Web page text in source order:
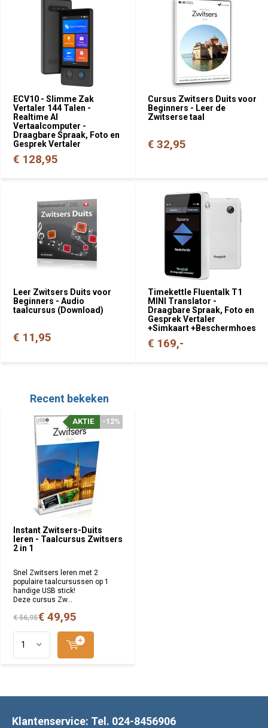
ECV10 - Slimme Zak
Vertaler 144 Talen -
Realtime AI
Vertaalcomputer -
Draagbare Spraak, Foto en
Gesprek Vertaler
€ 128,95
Cursus Zwitsers Duits voor
Beginners - Leer de
Zwitserse taal
€ 32,95
Leer Zwitsers Duits voor
Beginners - Audio
taalcursus (Download)
€ 11,95
Timekettle Fluentalk T1
MINI Translator -
Draagbare Spraak, Foto en
Gesprek Vertaler
+Simkaart +Beschermhoes
€ 169,-
Recent bekeken
Instant Zwitsers-Duits
leren - Taalcursus Zwitsers
2 in 1
-12%
AKTIE
Snel Zwitsers leren met 2
populaire taalcursussen op 1
handige USB stick!
Deze cursus Zw...
€ 56,95€ 49,95
Klantenservice: Tel. 024-8456906